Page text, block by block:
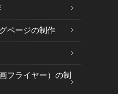
ページの制作
フライヤー）の制